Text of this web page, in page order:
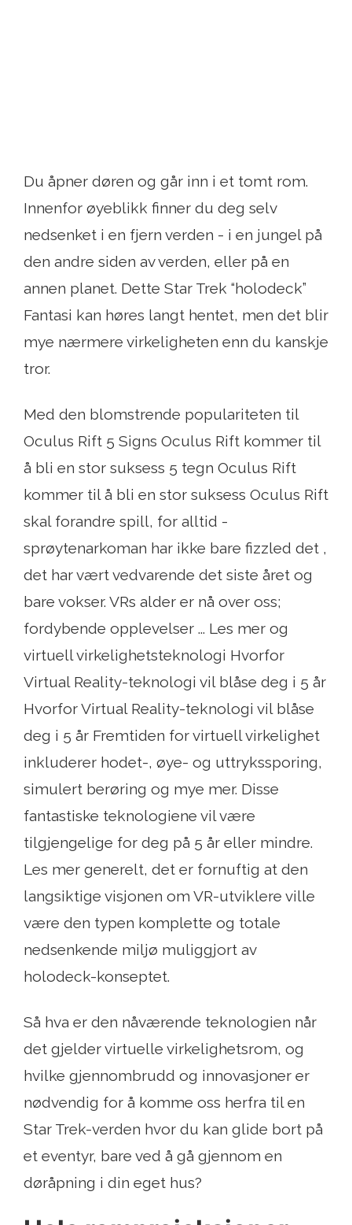
Du åpner døren og går inn i et tomt rom.
Innenfor øyeblikk finner du deg selv
nedsenket i en fjern verden - i en jungel på
den andre siden av verden, eller på en
annen planet. Dette Star Trek “holodeck”
Fantasi kan høres langt hentet, men det blir
mye nærmere virkeligheten enn du kanskje
tror.
Med den blomstrende populariteten til
Oculus Rift 5 Signs Oculus Rift kommer til
å bli en stor suksess 5 tegn Oculus Rift
kommer til å bli en stor suksess Oculus Rift
skal forandre spill, for alltid -
sprøytenarkoman har ikke bare fizzled det ,
det har vært vedvarende det siste året og
bare vokser. VRs alder er nå over oss;
fordybende opplevelser ... Les mer og
virtuell virkelighetsteknologi Hvorfor
Virtual Reality-teknologi vil blåse deg i 5 år
Hvorfor Virtual Reality-teknologi vil blåse
deg i 5 år Fremtiden for virtuell virkelighet
inkluderer hodet-, øye- og uttrykssporing,
simulert berøring og mye mer. Disse
fantastiske teknologiene vil være
tilgjengelige for deg på 5 år eller mindre.
Les mer generelt, det er fornuftig at den
langsiktige visjonen om VR-utviklere ville
være den typen komplette og totale
nedsenkende miljø muliggjort av
holodeck-konseptet.
Så hva er den nåværende teknologien når
det gjelder virtuelle virkelighetsrom, og
hvilke gjennombrudd og innovasjoner er
nødvendig for å komme oss herfra til en
Star Trek-verden hvor du kan glide bort på
et eventyr, bare ved å gå gjennom en
døråpning i din eget hus?